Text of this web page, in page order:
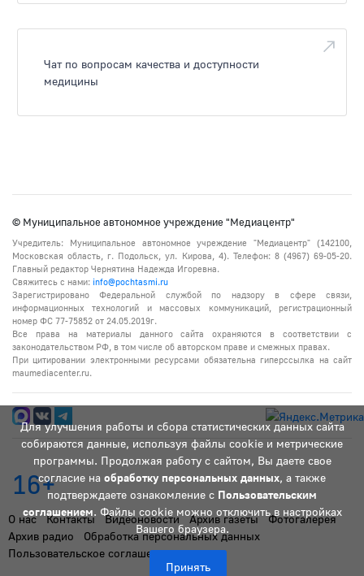
Чат по вопросам качества и доступности
медицины
Для улучшения работы и сбора статистических данных сайта
собираются данные, используя файлы cookie и метрические
программы. Продолжая работу с сайтом, Вы даете свое
согласие на обработку персональных данных, а также
подтверждаете ознакомление с Пользовательским
соглашением. Файлы cookie можно отключить в настройках
Вашего браузера.
Принять
© Муниципальное автономное учреждение "Медиацентр"
Учредитель: Муниципальное автономное учреждение "Медиацентр" (142100,
Московская область, г. Подольск, ул. Кирова, 4). Телефон: 8 (4967) 69-05-20.
Главный редактор Чернятина Надежда Игоревна.
Свяжитесь с нами: info@pochtasmi.ru
Зарегистрировано Федеральной службой по надзору в сфере связи,
информационных технологий и массовых коммуникаций, регистрационный
номер ФС 77-75852 от 24.05.2019г.
Все права на материалы данного сайта охраняются в соответствии с
законодательством РФ, в том числе об авторском праве и смежных правах.
При цитировании электронными ресурсами обязательна гиперссылка на сайт
maumediacenter.ru.
16+
О нас Контакты Видеоновости Архив газеты
Фотогалерея
Архив радио
Обработка персональных данных
Пользовательское соглашение